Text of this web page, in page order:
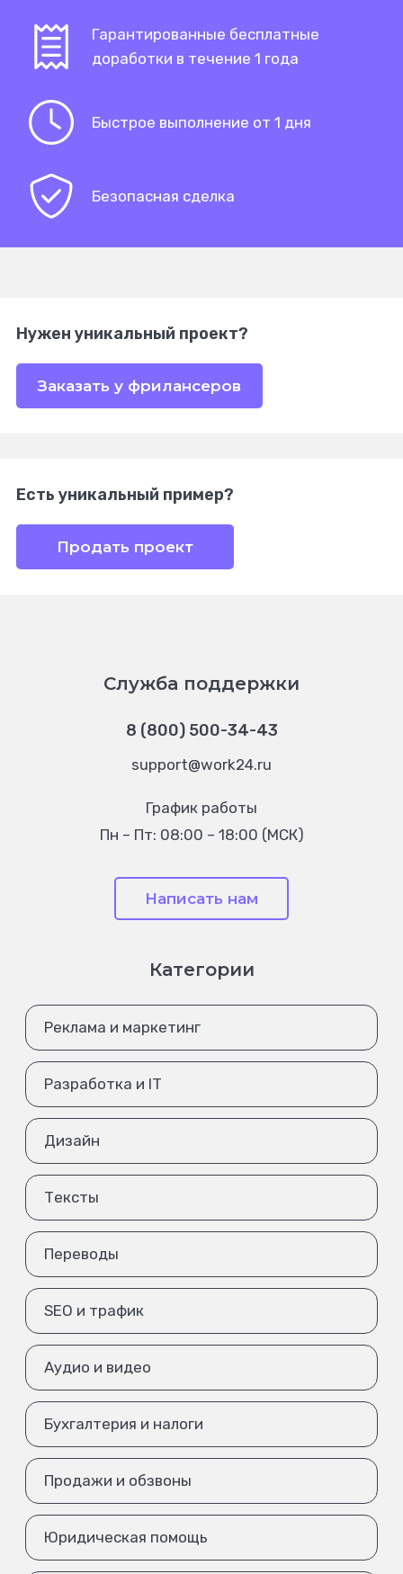
Гарантированные бесплатные
доработки в течение 1 года
Быстрое выполнение от 1 дня
Безопасная сделка
Нужен уникальный проект?
Заказать у фрилансеров
Есть уникальный пример?
Продать проект
Служба поддержки
8 (800) 500-34-43
support@work24.ru
График работы
Пн – Пт: 08:00 – 18:00 (МСК)
Написать нам
Категории
Реклама и маркетинг
Разработка и IT
Дизайн
Тексты
Переводы
SEO и трафик
Аудио и видео
Бухгалтерия и налоги
Продажи и обзвоны
Юридическая помощь